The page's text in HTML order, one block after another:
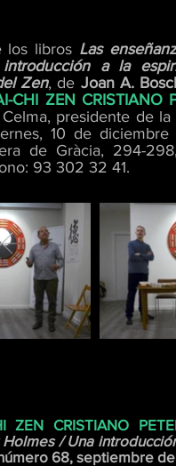
los libros Las
a la
Zen, de Joan A.
CHI ZEN CRISTIANO
presidente de la
10 de
de Gràcia, 294-
93 302 32 41.
ZEN CRISTIANO
/ Una
68, septiembre